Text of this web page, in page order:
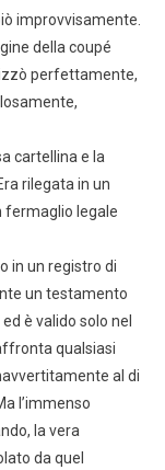
improvvisamente.
della coupé
perfettamente,
cartellina e la
rilegata in un
fermaglio legale
in un registro di
un testamento
è valido solo nel
qualsiasi
al di
l’immenso
la vera
da quel